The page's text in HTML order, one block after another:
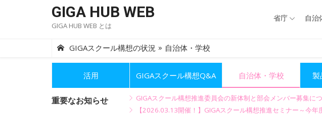
GIGA HUB WEB
GIGA HUB WEB とは
省庁 自治
GIGAスクール構想の状況 » 自治体・学校
活用 GIGAスクール構想Q&A 自治体・学校 製
重要なお知らせ
GIGAスクール構想推進委員会の新体制と部会メンバー募集に
【2026.03.13開催！】GIGAスクール構想推進セミナー～今